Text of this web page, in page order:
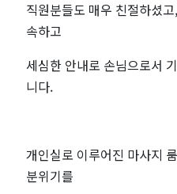
직원분들도 매우 친절하셨
속하고
세심한 안내로 손님으로서
니다.
개인실로 이루어진 마사지
분위기를